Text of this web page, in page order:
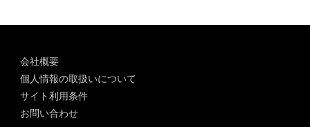
会社概要
個人情報の取扱いについて
サイト利用条件
お問い合わせ